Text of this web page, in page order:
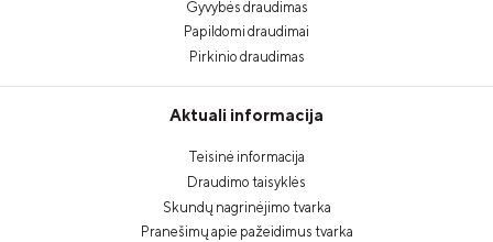
Gyvybės draudimas
Papildomi draudimai
Pirkinio draudimas
Aktuali informacija
Teisinė informacija
Draudimo taisyklės
Skundų nagrinėjimo tvarka
Pranešimų apie pažeidimus tvarka